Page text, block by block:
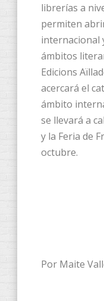
librerías a
permiten
internacional
ámbitos
Edicions
acercará el
ámbito
se llevará a
y la Feria de
octubre.
Por Maite